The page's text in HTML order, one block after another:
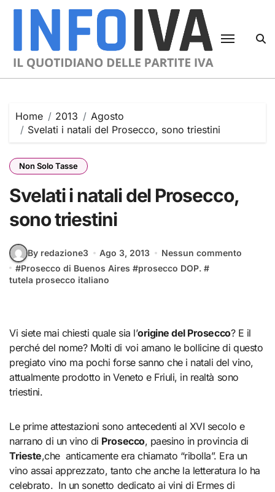
Skip
Home 2013
Agosto
Svelati i natali del Prosecco, sono triestini
Non Solo Tasse
Svelati i natali del Prosecco,
sono triestini
By redazione3 Ago 3, 2013
Nessun commento
#Prosecco di Buenos Aires #prosecco DOP. #
tutela prosecco italiano
Vi siete mai chiesti quale sia l’origine del Prosecco? E il
perché del nome? Molti di voi amano le bollicine di questo
pregiato vino ma pochi forse sanno che i natali del vino,
attualmente prodotto in Veneto e Friuli, in realtà sono
triestini.
Le prime attestazioni sono antecedenti al XVI secolo e
narrano di un vino di Prosecco, paesino in provincia di
Trieste,che anticamente era chiamato “ribolla”. Era un
vino assai apprezzato, tanto che anche la letteratura lo ha
celebrato. In un sonetto dedicato ai vini di Ermes di